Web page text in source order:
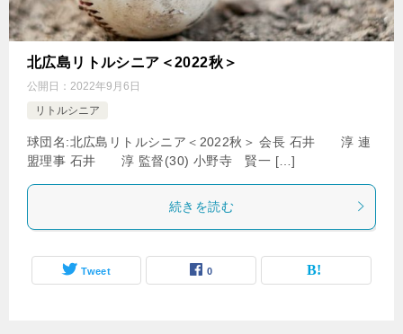
北広島リトルシニア＜2022秋＞
公開日： 2022年9月6日
リトルシニア
球団名:北広島リトルシニア＜2022秋＞ 会長 石井 淳 連
盟理事 石井 淳 監督(30) 小野寺 賢一 […]
続きを読む
Tweet 0